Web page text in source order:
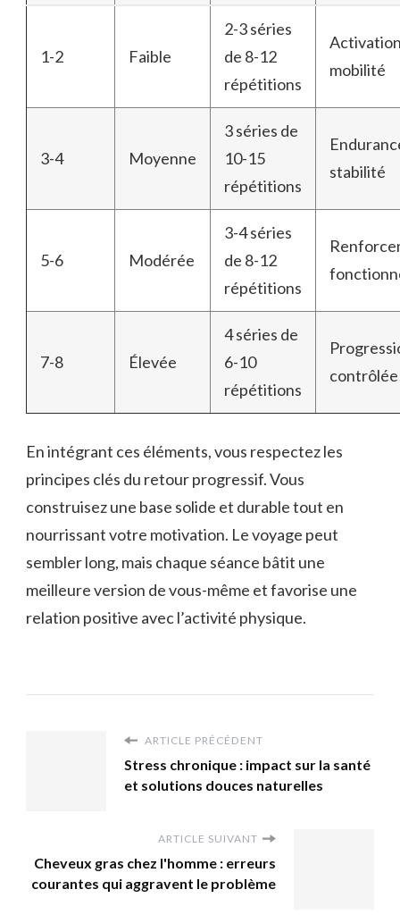
1-2 Faible
2-3 séries
de 8-12
répétitions
mobilité
3-4 Moyenne
3 séries de
10-15
répétitions
stabilité
5-6 Modérée
3-4 séries
de 8-12
répétitions
7-8 Élevée
4 séries de
6-10
répétitions
contrôlée
En intégrant ces éléments, vous respectez les
principes clés du retour progressif. Vous
construisez une base solide et durable tout en
nourrissant votre motivation. Le voyage peut
sembler long, mais chaque séance bâtit une
meilleure version de vous-même et favorise une
relation positive avec l’activité physique.
ARTICLE PRÉCÉDENT
Stress chronique : impact sur la santé
et solutions douces naturelles
ARTICLE SUIVANT
Cheveux gras chez l'homme : erreurs
courantes qui aggravent le problème